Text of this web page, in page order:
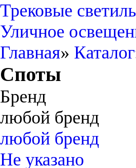
Трековые
Уличное
Главная» Каталог
Споты
Бренд
любой бренд
любой бренд
Не указано